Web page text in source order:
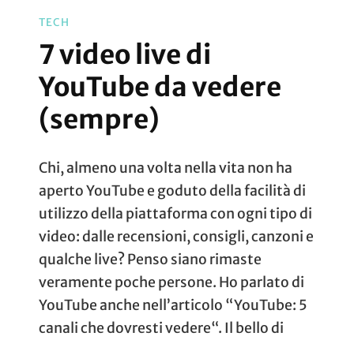
TECH
7 video live di
YouTube da vedere
(sempre)
Chi, almeno una volta nella vita non ha
aperto YouTube e goduto della facilità di
utilizzo della piattaforma con ogni tipo di
video: dalle recensioni, consigli, canzoni e
qualche live? Penso siano rimaste
veramente poche persone. Ho parlato di
YouTube anche nell’articolo “YouTube: 5
canali che dovresti vedere“. Il bello di